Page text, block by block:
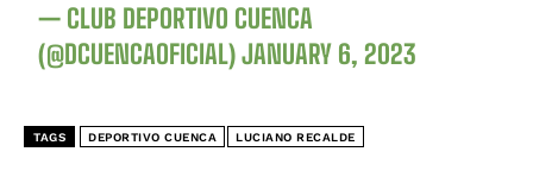
— CLUB DEPORTIVO CUENCA
(@DCUENCAOFICIAL)JANUARY 6, 2023
TAGS DEPORTIVO CUENCA LUCIANO RECALDE